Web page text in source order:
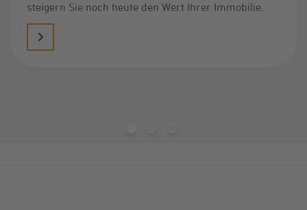
steigern Sie noch heute den Wert Ihrer Immobilie.